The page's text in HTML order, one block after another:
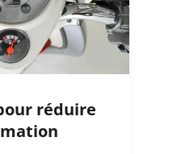
réduire